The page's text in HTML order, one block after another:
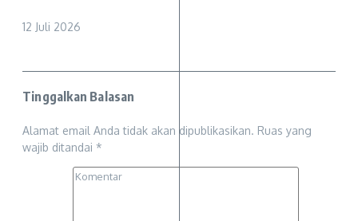
12 Juli 2026
Tinggalkan Balasan
Alamat email Anda tidak akan dipublikasikan. Ruas yang
wajib ditandai *